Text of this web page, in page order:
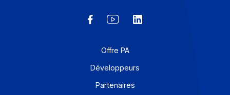
Solutions de digitalisations des Workflows et
process
Je m'abonne à la newsletter